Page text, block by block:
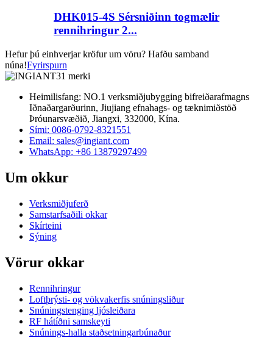
DHK015-4S Sérsniðinn togmælir
rennihringur 2...
Hefur þú einhverjar kröfur um vöru? Hafðu samband
núna!Fyrirspurn
Heimilisfang: NO.1 verksmiðjubygging bifreiðarafmagns
Iðnaðargarðurinn, Jiujiang efnahags- og tæknimiðstöð
Þróunarsvæðið, Jiangxi, 332000, Kína.
Sími: 0086-0792-8321551
Email: sales@ingiant.com
WhatsApp: +86 13879297499
Um okkur
Verksmiðjuferð
Samstarfsaðili okkar
Skírteini
Sýning
Vörur okkar
Rennihringur
Loftþrýsti- og vökvakerfis snúningsliður
Snúningstenging ljósleiðara
RF hátíðni samskeyti
Snúnings-halla staðsetningarbúnaður